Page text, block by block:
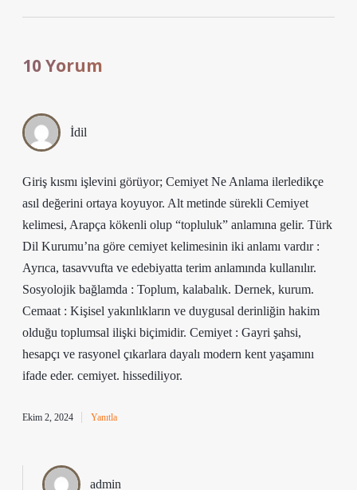
10 Yorum
İdil
Giriş kısmı işlevini görüyor; Cemiyet Ne Anlama ilerledikçe
asıl değerini ortaya koyuyor. Alt metinde sürekli Cemiyet
kelimesi, Arapça kökenli olup “topluluk” anlamına gelir. Türk
Dil Kurumu’na göre cemiyet kelimesinin iki anlamı vardır :
Ayrıca, tasavvufta ve edebiyatta terim anlamında kullanılır.
Sosyolojik bağlamda : Toplum, kalabalık. Dernek, kurum.
Cemaat : Kişisel yakınlıkların ve duygusal derinliğin hakim
olduğu toplumsal ilişki biçimidir. Cemiyet : Gayri şahsi,
hesapçı ve rasyonel çıkarlara dayalı modern kent yaşamını
ifade eder. cemiyet. hissediliyor.
Ekim 2, 2024 Yanıtla
admin